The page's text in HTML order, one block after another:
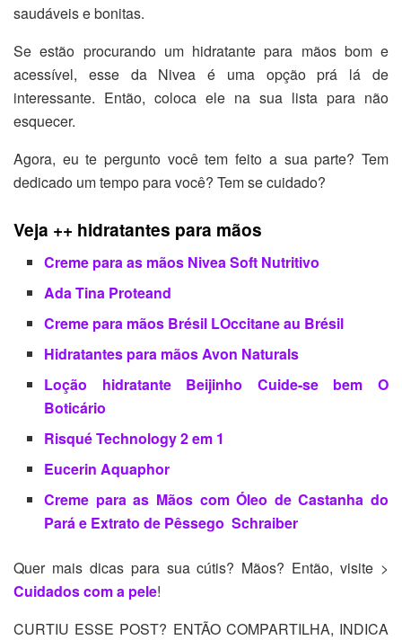
saudáveis e bonitas.
Se estão procurando um hidratante para mãos bom e
acessível, esse da Nivea é uma opção prá lá de
interessante. Então, coloca ele na sua lista para não
esquecer.
Agora, eu te pergunto você tem feito a sua parte? Tem
dedicado um tempo para você? Tem se cuidado?
Veja ++ hidratantes para mãos
Creme para as mãos Nivea Soft Nutritivo
Ada Tina Proteand
Creme para mãos Brésil LOccitane au Brésil
Hidratantes para mãos Avon Naturals
Loção hidratante Beijinho Cuide-se bem O
Boticário
Risqué Technology 2 em 1
Eucerin Aquaphor
Creme para as Mãos com Óleo de Castanha do
Pará e Extrato de Pêssego Schraiber
Quer mais dicas para sua cútis? Mãos? Então, visite >
Cuidados com a pele!
CURTIU ESSE POST? ENTÃO COMPARTILHA, INDICA